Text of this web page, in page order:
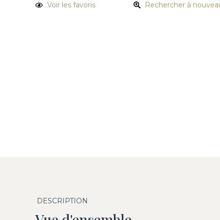
Voir les favoris Rechercher à
DESCRIPTION